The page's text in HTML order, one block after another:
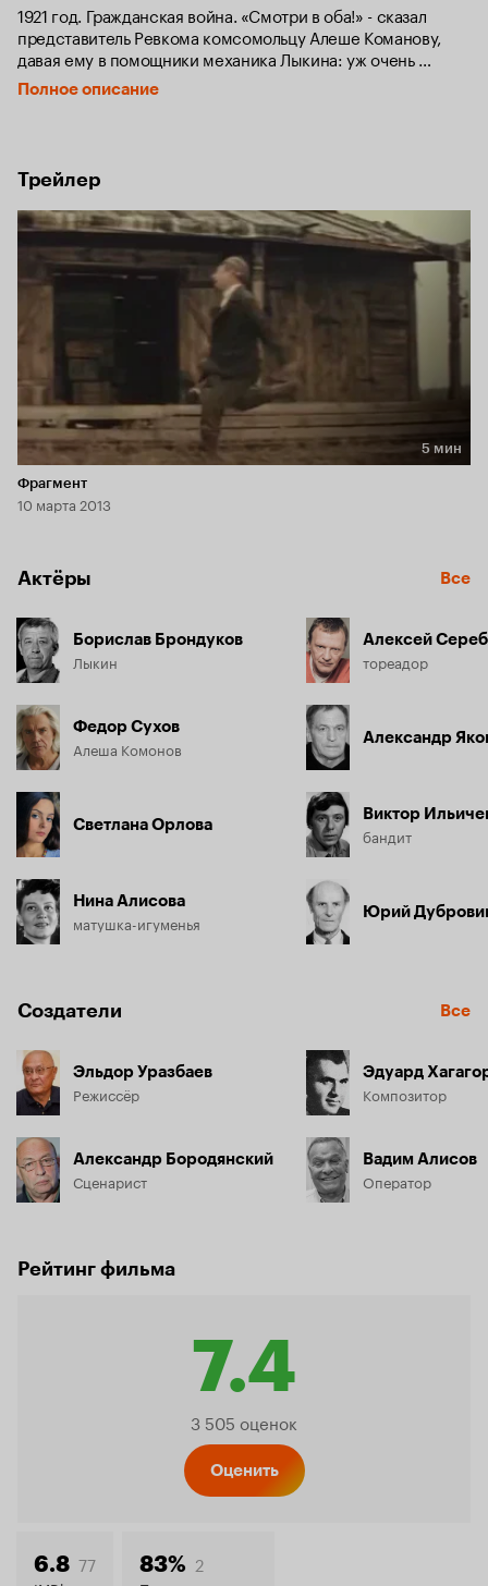
1921 год. Гражданская война. «Смотри в оба!» - сказал
представитель Ревкома комсомольцу Алеше Команову,
давая ему в помощники механика Лыкина: уж очень
подозрительным казался этот маленький, бойкий на язык
мужичок. К тому же, в округе бродят недобитые красными
Полное описание
Трейлер
Длительность 5 мин
5 мин
Фрагмент
10 марта 2013
Актёры Все
Борислав Брондуков
Лыкин
Федор Сухов
Алеша Комонов
Светлана Орлова
Нина Алисова
матушка-игуменья
Алексей
тореадор
Александр
Виктор
бандит
Юрий
Создатели Все
Эльдор Уразбаев
Режиссёр
Александр Бородянский
Сценарист
Эдуард
Композитор
Вадим Алисов
Оператор
Рейтинг фильма
7.4
Рейтинг
3 505 оценок
Оценить
6.8 77 83% 2